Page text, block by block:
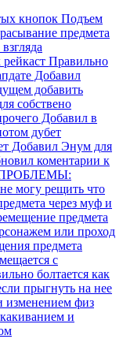
кнопок Подъем
предмета
Правильно
Добавил
добавить
собствено
Добавил в
дубет
Добавил Энум для
коментарии к
ПРОБЛЕМЫ:
могу рещить что
через муф и
предмета
или проход
предмета
с
болтается как
прыгнуть на нее
изменением физ
и